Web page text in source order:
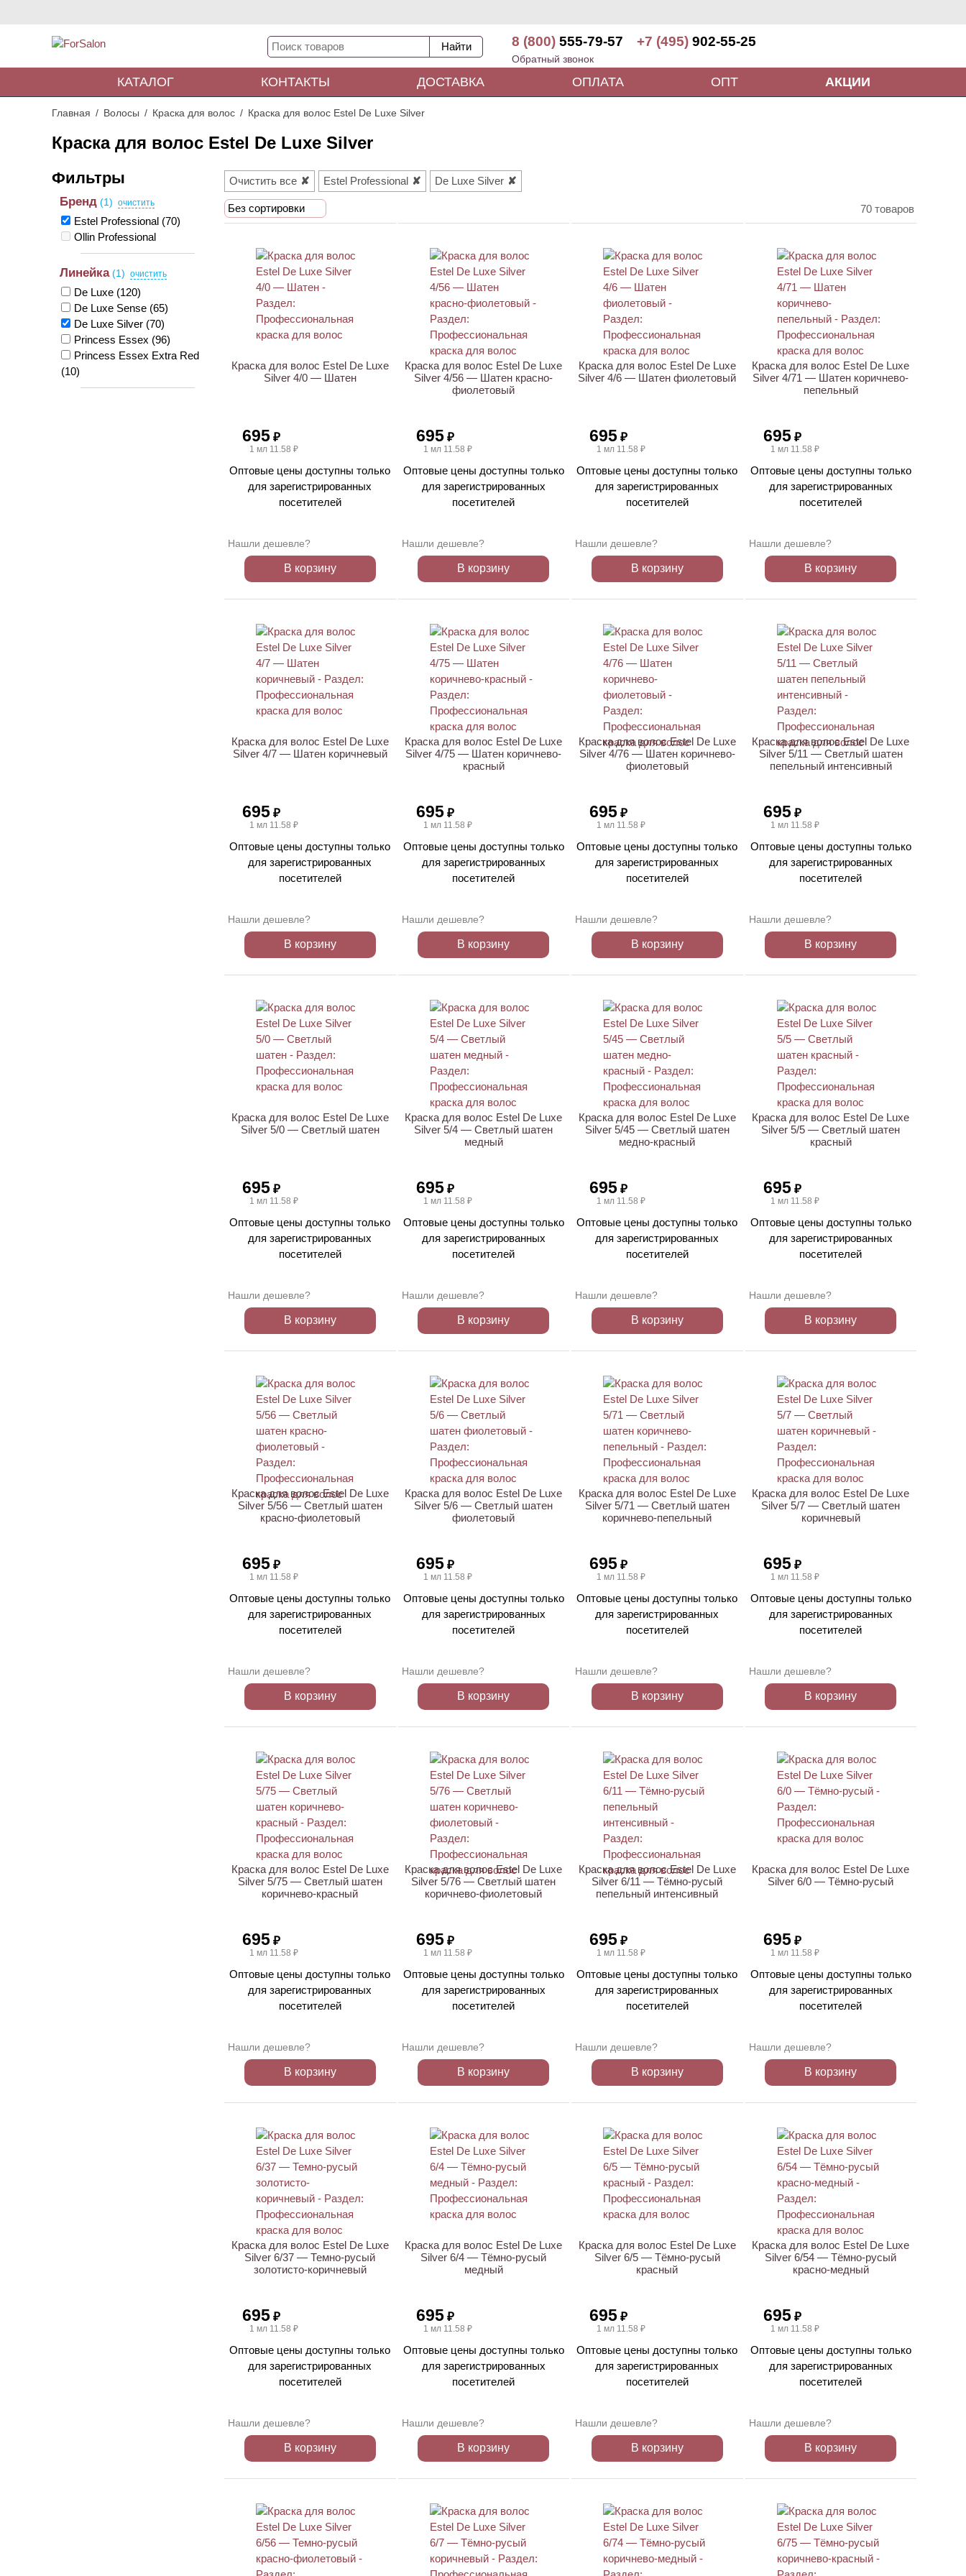
8 (800) 555-79-57 +7 (495) 902-55-25
Обратный звонок
КАТАЛОГ КОНТАКТЫ ДОСТАВКА ОПЛАТА ОПТ АКЦИИ
Главная Волосы Краска для волос Краска для волос Estel De Luxe Silver
Краска для волос Estel De Luxe Silver
Бренд (1)
Estel Professional (70)
Ollin Professional
Линейка(1)
De Luxe (120)
De Luxe Sense (65)
De Luxe Silver (70)
Princess Essex (96)
Princess Essex Extra Red
(10)
Очистить все Estel Professional De Luxe Silver
Без сортировки 70 товаров
Краска для волос Estel De Luxe
Silver 4/0 — Шатен
695 ₽
1 мл 11.58 ₽
Оптовые цены доступны только
для зарегистрированных
посетителей
Нашли дешевле?
В корзину
Краска для волос Estel De Luxe
Silver 4/56 — Шатен красно-
фиолетовый
695 ₽
1 мл 11.58 ₽
Оптовые цены доступны только
для зарегистрированных
посетителей
Нашли дешевле?
В корзину
Краска для волос Estel De Luxe
Silver 4/6 — Шатен фиолетовый
695 ₽
1 мл 11.58 ₽
Оптовые цены доступны только
для зарегистрированных
посетителей
Нашли дешевле?
В корзину
Краска для волос Estel De Luxe
Silver 4/71 — Шатен коричнево-
пепельный
695 ₽
1 мл 11.58 ₽
Оптовые цены доступны только
для зарегистрированных
посетителей
Нашли дешевле?
В корзину
Краска для волос Estel De Luxe
Silver 4/7 — Шатен коричневый
695 ₽
1 мл 11.58 ₽
Оптовые цены доступны только
для зарегистрированных
посетителей
Нашли дешевле?
В корзину
Краска для волос Estel De Luxe
Silver 4/75 — Шатен коричнево-
красный
695 ₽
1 мл 11.58 ₽
Оптовые цены доступны только
для зарегистрированных
посетителей
Нашли дешевле?
В корзину
Краска для волос Estel De Luxe
Silver 4/76 — Шатен коричнево-
фиолетовый
695 ₽
1 мл 11.58 ₽
Оптовые цены доступны только
для зарегистрированных
посетителей
Нашли дешевле?
В корзину
Краска для волос Estel De Luxe
Silver 5/11 — Светлый шатен
пепельный интенсивный
695 ₽
1 мл 11.58 ₽
Оптовые цены доступны только
для зарегистрированных
посетителей
Нашли дешевле?
В корзину
Краска для волос Estel De Luxe
Silver 5/0 — Светлый шатен
695 ₽
1 мл 11.58 ₽
Оптовые цены доступны только
для зарегистрированных
посетителей
Нашли дешевле?
В корзину
Краска для волос Estel De Luxe
Silver 5/4 — Светлый шатен
медный
695 ₽
1 мл 11.58 ₽
Оптовые цены доступны только
для зарегистрированных
посетителей
Нашли дешевле?
В корзину
Краска для волос Estel De Luxe
Silver 5/45 — Светлый шатен
медно-красный
695 ₽
1 мл 11.58 ₽
Оптовые цены доступны только
для зарегистрированных
посетителей
Нашли дешевле?
В корзину
Краска для волос Estel De Luxe
Silver 5/5 — Светлый шатен
красный
695 ₽
1 мл 11.58 ₽
Оптовые цены доступны только
для зарегистрированных
посетителей
Нашли дешевле?
В корзину
Краска для волос Estel De Luxe
Silver 5/56 — Светлый шатен
красно-фиолетовый
695 ₽
1 мл 11.58 ₽
Оптовые цены доступны только
для зарегистрированных
посетителей
Нашли дешевле?
В корзину
Краска для волос Estel De Luxe
Silver 5/6 — Светлый шатен
фиолетовый
695 ₽
1 мл 11.58 ₽
Оптовые цены доступны только
для зарегистрированных
посетителей
Нашли дешевле?
В корзину
Краска для волос Estel De Luxe
Silver 5/71 — Светлый шатен
коричнево-пепельный
695 ₽
1 мл 11.58 ₽
Оптовые цены доступны только
для зарегистрированных
посетителей
Нашли дешевле?
В корзину
Краска для волос Estel De Luxe
Silver 5/7 — Светлый шатен
коричневый
695 ₽
1 мл 11.58 ₽
Оптовые цены доступны только
для зарегистрированных
посетителей
Нашли дешевле?
В корзину
Краска для волос Estel De Luxe
Silver 5/75 — Светлый шатен
коричнево-красный
695 ₽
1 мл 11.58 ₽
Оптовые цены доступны только
для зарегистрированных
посетителей
Нашли дешевле?
В корзину
Краска для волос Estel De Luxe
Silver 5/76 — Светлый шатен
коричнево-фиолетовый
695 ₽
1 мл 11.58 ₽
Оптовые цены доступны только
для зарегистрированных
посетителей
Нашли дешевле?
В корзину
Краска для волос Estel De Luxe
Silver 6/11 — Тёмно-русый
пепельный интенсивный
695 ₽
1 мл 11.58 ₽
Оптовые цены доступны только
для зарегистрированных
посетителей
Нашли дешевле?
В корзину
Краска для волос Estel De Luxe
Silver 6/0 — Тёмно-русый
695 ₽
1 мл 11.58 ₽
Оптовые цены доступны только
для зарегистрированных
посетителей
Нашли дешевле?
В корзину
Краска для волос Estel De Luxe
Silver 6/37 — Темно-русый
золотисто-коричневый
695 ₽
1 мл 11.58 ₽
Оптовые цены доступны только
для зарегистрированных
посетителей
Нашли дешевле?
В корзину
Краска для волос Estel De Luxe
Silver 6/4 — Тёмно-русый
медный
695 ₽
1 мл 11.58 ₽
Оптовые цены доступны только
для зарегистрированных
посетителей
Нашли дешевле?
В корзину
Краска для волос Estel De Luxe
Silver 6/5 — Тёмно-русый
красный
695 ₽
1 мл 11.58 ₽
Оптовые цены доступны только
для зарегистрированных
посетителей
Нашли дешевле?
В корзину
Краска для волос Estel De Luxe
Silver 6/54 — Тёмно-русый
красно-медный
695 ₽
1 мл 11.58 ₽
Оптовые цены доступны только
для зарегистрированных
посетителей
Нашли дешевле?
В корзину